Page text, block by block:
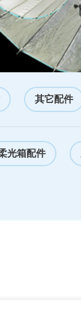
其它配件
光箱配件